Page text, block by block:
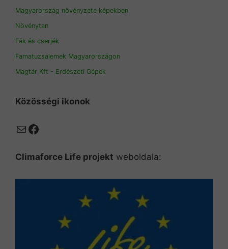
Magyarország növényzete képekben
Növénytan
Fák és cserjék
Famatuzsálemek Magyarországon
Magtár Kft - Erdészeti Gépek
Közösségi ikonok
MailFacebook
Climaforce Life projekt weboldala: